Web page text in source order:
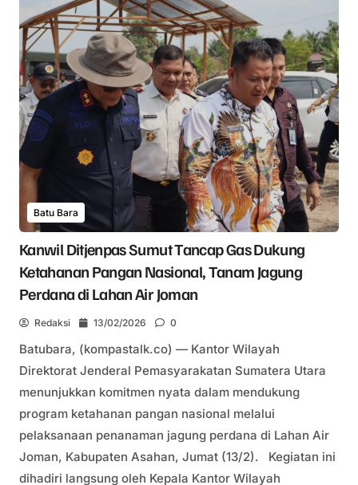
Batu Bara
Kanwil Ditjenpas Sumut Tancap Gas Dukung
Ketahanan Pangan Nasional, Tanam Jagung
Perdana di Lahan Air Joman
Redaksi 13/02/2026 0
Batubara, (kompastalk.co) — Kantor Wilayah
Direktorat Jenderal Pemasyarakatan Sumatera Utara
menunjukkan komitmen nyata dalam mendukung
program ketahanan pangan nasional melalui
pelaksanaan penanaman jagung perdana di Lahan Air
Joman, Kabupaten Asahan, Jumat (13/2). Kegiatan ini
dihadiri langsung oleh Kepala Kantor Wilayah